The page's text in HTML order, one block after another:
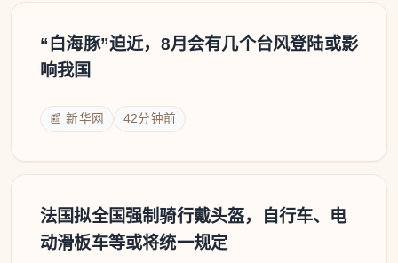
“白海豚”迫近，8月会有几个台风登陆或影
响我国
📰 新华网 42分钟前
法国拟全国强制骑行戴头盔，自行车、电
动滑板车等或将统一规定